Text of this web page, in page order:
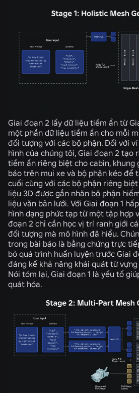
Giai đoạn 2 lấy dữ liệu tiềm ẩn từ
một phần dữ liệu tiềm ẩn cho mỗi
đối tượng với các bộ phận. Đối với
hình của chúng tôi, Giai đoạn 2 tạo
tiềm ẩn riêng biệt cho cabin, khung
báo trên mui xe và bộ phận kéo để
cuối cùng với các bộ phận riêng
liệu 3D được gắn nhãn bộ phận
liệu văn bản lưới. Với Giai đoạn 1
hình dạng phức tạp từ một tập hợp
đoạn 2 chỉ cần học vị trí ranh giới
đối tượng mà mô hình đã hiểu.
trong bài báo là bằng chứng trực
bỏ quá trình huấn luyện trước Giai
đáng kể khả năng khái quát từ
Nói tóm lại, Giai đoạn 1 là yếu tố
quát hóa.